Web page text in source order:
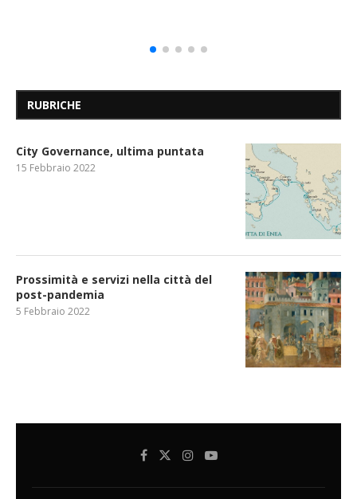
RUBRICHE
City Governance, ultima puntata
15 Febbraio 2022
Prossimità e servizi nella città del
post-pandemia
5 Febbraio 2022